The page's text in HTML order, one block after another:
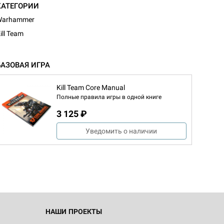
Team
ИГРА
Kill Team Core Manual
Полные правила игры в одной книге
3 125 ₽
Уведомить о наличии
НАШИ ПРОЕКТЫ